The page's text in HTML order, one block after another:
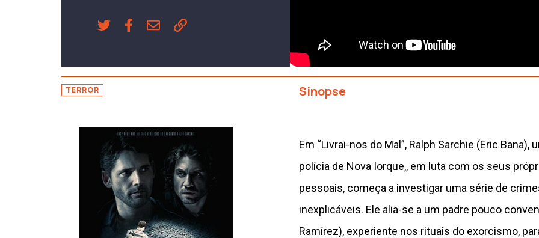
TERROR Sinopse
Em “Livrai-nos do Mal”, Ralph Sarchie (Eric Bana),
polícia de Nova Iorque,, em luta com os seus
pessoais, começa a investigar uma série de
inexplicáveis. Ele alia-se a um padre pouco
Ramírez), experiente nos rituais do exorcismo,